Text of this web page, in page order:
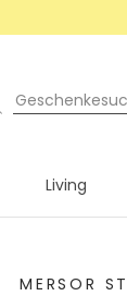
Living
MERSOR